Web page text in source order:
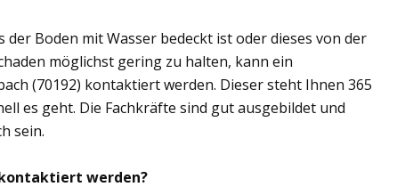
Boden mit Wasser bedeckt ist oder dieses von der
möglichst gering zu halten, kann ein
(70192) kontaktiert werden. Dieser steht Ihnen 365
es geht. Die Fachkräfte sind gut ausgebildet und
sein.
kontaktiert werden?